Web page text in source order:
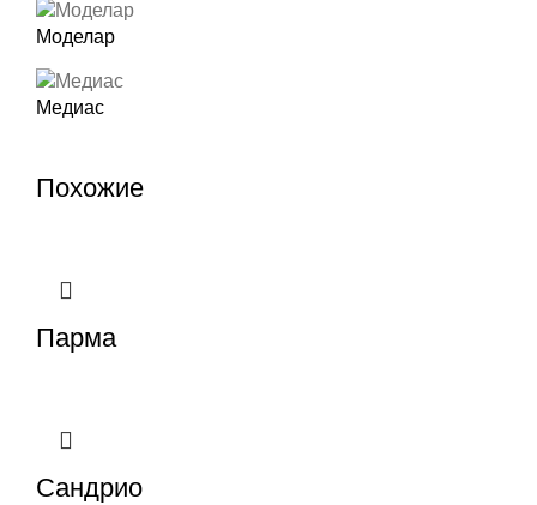
Моделар
Медиас
Похожие
Парма
Сандрио